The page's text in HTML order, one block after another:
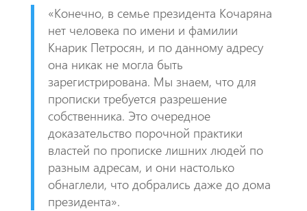
«Конечно, в семье президента Кочаряна
нет человека по имени и фамилии
Кнарик Петросян, и по данному адресу
она никак не могла быть
зарегистрирована. Мы знаем, что для
прописки требуется разрешение
собственника. Это очередное
доказательство порочной практики
властей по прописке лишних людей по
разным адресам, и они настолько
обнаглели, что добрались даже до дома
президента».